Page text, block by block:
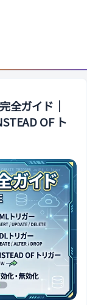
全ガイド｜
OF ト